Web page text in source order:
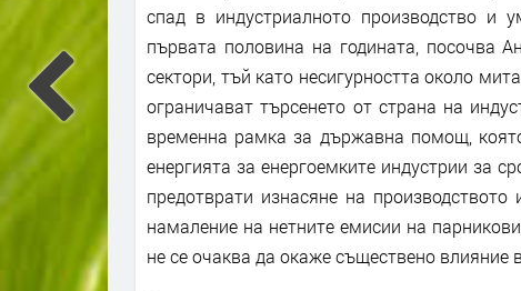
спад в индустриалното производство и
първата половина на годината, посочва
сектори, тъй като несигурността около
ограничават търсенето от страна на
временна рамка за държавна помощ,
енергията за енергоемките индустрии за
предотврати изнасяне на
намаление на нетните емисии на
не се очаква да окаже съществено влияние